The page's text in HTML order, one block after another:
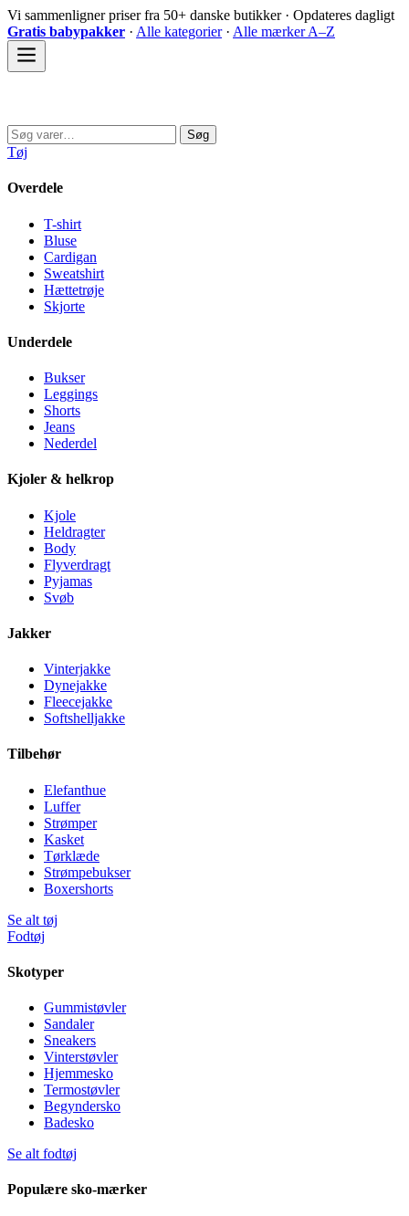
Spring
til
indhold
Vi sammenligner priser fra 50+ danske butikker · Opdateres dagligt
Gratis babypakker · Alle kategorier· Alle mærker A–Z
Søg
efter:
Søg
Tøj
Overdele
T-shirt
Bluse
Cardigan
Sweatshirt
Hættetrøje
Skjorte
Underdele
Bukser
Leggings
Shorts
Jeans
Nederdel
Kjoler & helkrop
Kjole
Heldragter
Body
Flyverdragt
Pyjamas
Svøb
Jakker
Vinterjakke
Dynejakke
Fleecejakke
Softshelljakke
Tilbehør
Elefanthue
Luffer
Strømper
Kasket
Tørklæde
Strømpebukser
Boxershorts
Se alt tøj
Fodtøj
Skotyper
Gummistøvler
Sandaler
Sneakers
Vinterstøvler
Hjemmesko
Termostøvler
Begyndersko
Badesko
Se alt fodtøj
Populære sko-mærker